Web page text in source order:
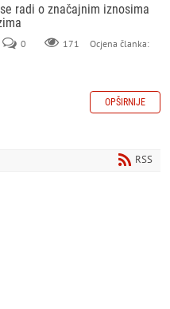
radi o značajnim iznosima
0 171
Ocjena članka:
OPŠIRNIJE
RSS